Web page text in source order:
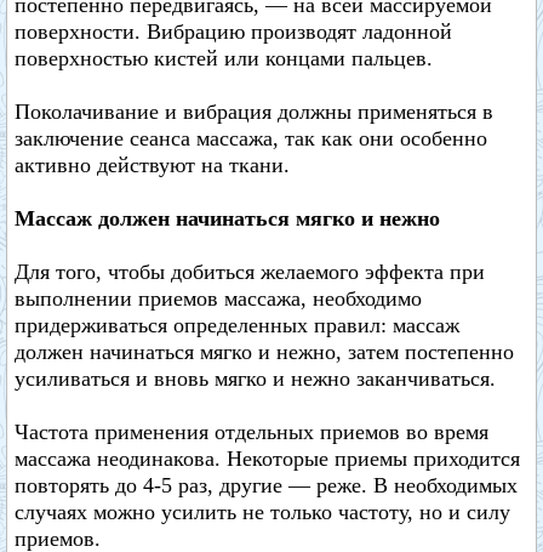
постепенно передвигаясь, — на всей массируемой
поверхности. Вибрацию производят ладонной
поверхностью кистей или концами пальцев.
Поколачивание и вибрация должны применяться в
заключение сеанса массажа, так как они особенно
активно действуют на ткани.
Массаж должен начинаться мягко и нежно
Для того, чтобы добиться желаемого эффекта при
выполнении приемов массажа, необходимо
придерживаться определенных правил: массаж
должен начинаться мягко и нежно, затем постепенно
усиливаться и вновь мягко и нежно заканчиваться.
Частота применения отдельных приемов во время
массажа неодинакова. Некоторые приемы приходится
повторять до 4-5 раз, другие — реже. В необходимых
случаях можно усилить не только частоту, но и силу
приемов.